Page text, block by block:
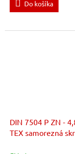
Do košíka
DIN 7504 P ZN -
TEX samorezná